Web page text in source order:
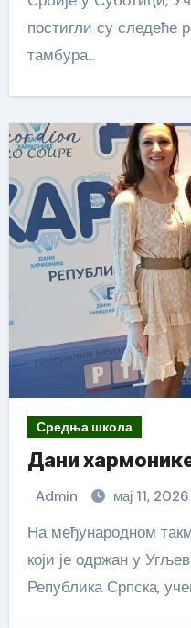
постигли су следеће
тамбура…
Средња школа
Дани
Admin мај 11, 2026
На међународном такмичењу „Дани хармонике“,
који је одржан у
Република Српска,